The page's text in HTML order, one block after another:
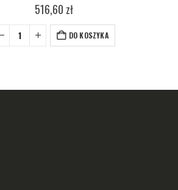
516,60 zł
DO KOSZYKA
-